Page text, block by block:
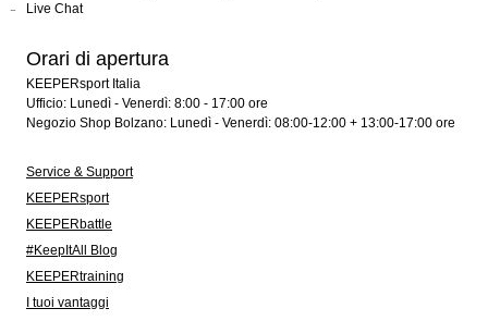
Live Chat
Orari di apertura
KEEPERsport Italia
Ufficio: Lunedì - Venerdì: 8:00 - 17:00 ore
Negozio Shop Bolzano: Lunedì - Venerdì: 08:00-12:00 + 13:00-17:00 ore
Service & Support
KEEPERsport
KEEPERbattle
#KeepItAll Blog
KEEPERtraining
I tuoi vantaggi